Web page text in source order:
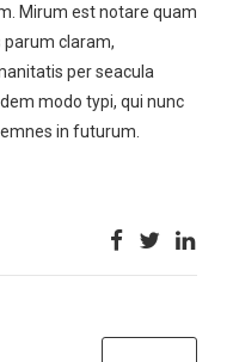
Mirum est notare quam
claram,
per seacula
modo typi, qui nunc
in futurum.